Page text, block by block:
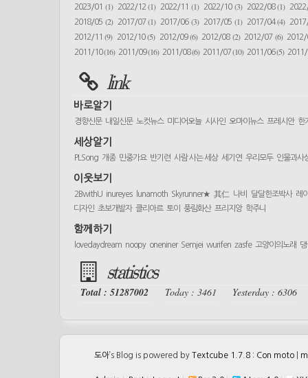
2023/01 (1) 2022/12(1) 2022/11(1) 2022/10 (3) 2022/08(1)
2018/05 (2) 2017/07(1) 2017/06(3) 2017/05 (1) 2017/04(4)
2012/11(9) 2012/10(5) 2012/09(6) 2012/08 (2) 2012/07 (6)
2011/10(16) 2011/09(16) 2011/08(6) 2011/07(10) 2011/06(5)
link
바로알기
경향신문 내일신문 노컷뉴스 미디어오늘 시사인 오마이뉴스 프레시안 한
세상알기
PLSong 개종 민중가요 반기련 사람 사는 세상 세기연 우리모두 인물과사
이웃보기
2BwithU inureyes lunamoth Skyrunner★ 其仁 나비 달달한조박사 레
디자인 초보개발자 클리아르 토이 풍림화산 프리지앙 학주니
함께하기
lovedaydream noopy oneniner Semjei wurifen zasfe 고양이의노래
statistics
Total : 51287002 Today : 3461 Yesterday : 6306
도아’s Blog is powered by Textcube 1.7.8 : Con moto